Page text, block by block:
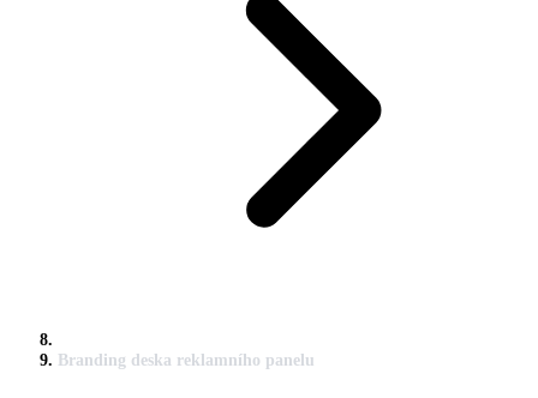
Branding deska reklamního panelu